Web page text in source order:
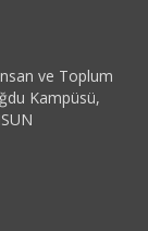
ve Toplum
Kampüsü,